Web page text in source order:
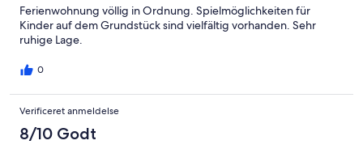
Ferienwohnung völlig in Ordnung. Spielmöglichkeiten für
Kinder auf dem Grundstück sind vielfältig vorhanden. Sehr
ruhige Lage.
0
Verificeret anmeldelse
8/10 Godt